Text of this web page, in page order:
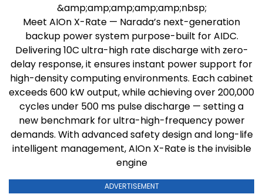
&amp;amp;amp;amp;amp;nbsp;
Meet AIOn X-Rate — Narada’s next-generation
backup power system purpose-built for AIDC.
Delivering 10C ultra-high rate discharge with zero-
delay response, it ensures instant power support for
high-density computing environments. Each cabinet
exceeds 600 kW output, while achieving over 200,000
cycles under 500 ms pulse discharge — setting a
new benchmark for ultra-high-frequency power
demands. With advanced safety design and long-life
intelligent management, AIOn X-Rate is the invisible
engine
ADVERTISEMENT